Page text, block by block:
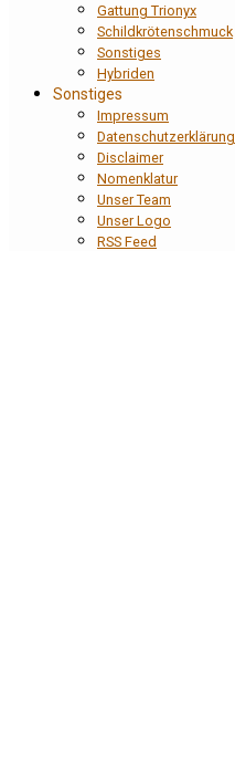
Gattung Trionyx
Schildkrötenschmuck
Sonstiges
Hybriden
Sonstiges
Impressum
Datenschutzerklärung
Disclaimer
Nomenklatur
Unser Team
Unser Logo
RSS Feed